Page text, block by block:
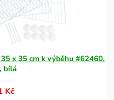
x 35 cm k výběhu #62460,
bílá
Kč